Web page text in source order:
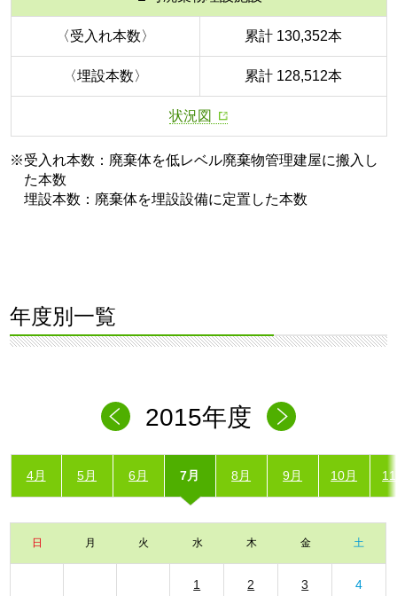
〈受入れ本数〉 累計 130,352本
〈埋設本数〉 累計 128,512本
状況図
※受入れ本数：廃棄体を低レベル廃棄物管理建屋に搬入し
た本数
埋設本数：廃棄体を埋設設備に定置した本数
年度別一覧
2015年度
4月 5月 6月 7月 8月 9月 10月
日 月 火 水 木 金 土
1 2 3 4